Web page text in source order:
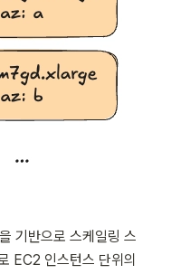
기반으로 스케일링 스
EC2 인스턴스 단위의